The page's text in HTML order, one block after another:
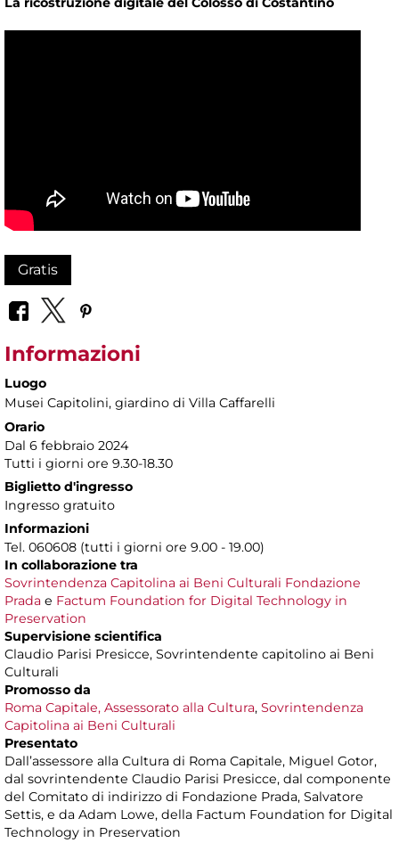
Gratis
Informazioni
Luogo
Musei Capitolini, giardino di Villa Caffarelli
Orario
Dal 6 febbraio 2024
Tutti i giorni ore 9.30-18.30
Biglietto d'ingresso
Ingresso gratuito
Informazioni
Tel. 060608 (tutti i giorni ore 9.00 - 19.00)
In collaborazione tra
Sovrintendenza Capitolina ai Beni Culturali Fondazione
Prada e Factum Foundation for Digital Technology in
Preservation
Supervisione scientifica
Claudio Parisi Presicce, Sovrintendente capitolino ai Beni
Culturali
Promosso da
Roma Capitale, Assessorato alla Cultura, Sovrintendenza
Capitolina ai Beni Culturali
Presentato
Dall’assessore alla Cultura di Roma Capitale, Miguel Gotor,
dal sovrintendente Claudio Parisi Presicce, dal componente
del Comitato di indirizzo di Fondazione Prada, Salvatore
Settis, e da Adam Lowe, della Factum Foundation for Digital
Technology in Preservation